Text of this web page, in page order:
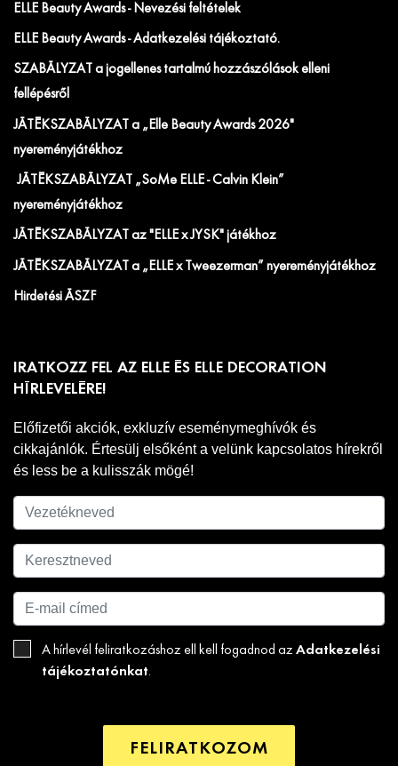
ELLE Beauty Awards - Nevezési feltételek
ELLE Beauty Awards - Adatkezelési tájékoztató.
SZABÁLYZAT a jogellenes tartalmú hozzászólások elleni
fellépésről
JÁTÉKSZABÁLYZAT a „Elle Beauty Awards 2026"
nyereményjátékhoz
JÁTÉKSZABÁLYZAT „SoMe ELLE - Calvin Klein”
nyereményjátékhoz
JÁTÉKSZABÁLYZAT az "ELLE x JYSK" játékhoz
JÁTÉKSZABÁLYZAT a „ELLE x Tweezerman” nyereményjátékhoz
Hirdetési ÁSZF
IRATKOZZ FEL AZ ELLE ÉS ELLE DECORATION
HÍRLEVELÉRE!
Előfizetői akciók, exkluzív eseménymeghívók és
cikkajánlók. Értesülj elsőként a velünk kapcsolatos hírekről
és less be a kulisszák mögé!
A hírlevél feliratkozáshoz ell kell fogadnod az Adatkezelési
tájékoztatónkat.
FELIRATKOZOM